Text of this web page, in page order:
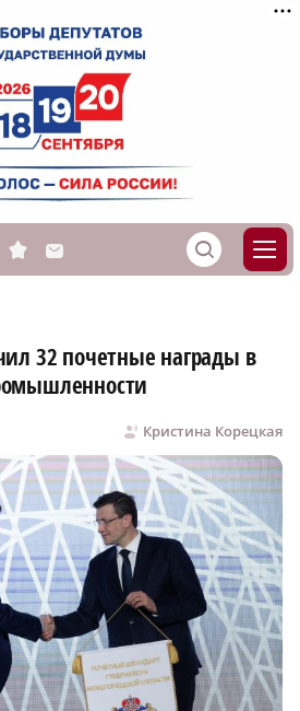
s M S
32 почетные награды в
Кристина Корецкая